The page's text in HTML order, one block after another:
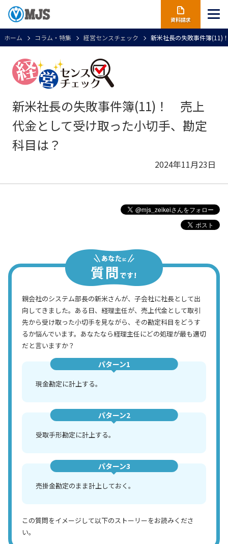
資料請求
ホーム コラム・特集 経営センスチェック 新米社長の失敗事件簿(11)
新米社長の失敗事件簿(11)！ 売上
代金として受け取った小切手、勘定
科目は？
2024年11月23日
親会社のシステム部長の新米さんが、子会社に社長として出
向してきました。ある日、経理主任が、売上代金として取引
先から受け取った小切手を見ながら、その勘定科目をどうす
るか悩んでいます。あなたなら経理主任にどの処理が最も適切
だと言いますか？
パターン1
現金勘定に計上する。
パターン2
受取手形勘定に計上する。
パターン3
売掛金勘定のまま計上しておく。
この質問をイメージして以下のストーリーをお読みくださ
い。